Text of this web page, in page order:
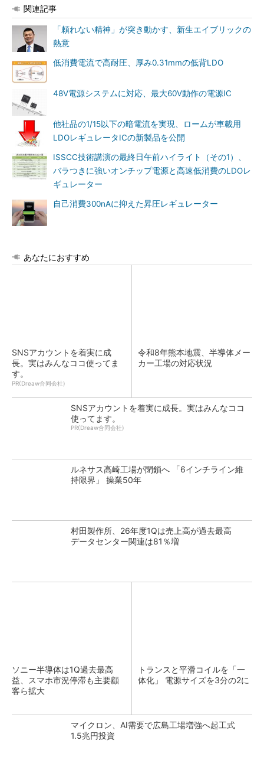
関連記事
「頼れない精神」が突き動かす、新生エイブリックの
熱意
低消費電流で高耐圧、厚み0.31mmの低背LDO
48V電源システムに対応、最大60V動作の電源IC
他社品の1/15以下の暗電流を実現、ロームが車載用
LDOレギュレータICの新製品を公開
ISSCC技術講演の最終日午前ハイライト（その1）、
バラつきに強いオンチップ電源と高速低消費のLDOレ
ギュレーター
自己消費300nAに抑えた昇圧レギュレーター
あなたにおすすめ
SNSアカウントを着実に成
長。実はみんなココ使ってま
す。
PR(Dreaw合同会社)
令和8年熊本地震、半導体メー
カー工場の対応状況
SNSアカウントを着実に成長。実はみんなココ
使ってます。
PR(Dreaw合同会社)
ルネサス高崎工場が閉鎖へ 「6インチライン維
持限界」 操業50年
村田製作所、26年度1Qは売上高が過去最高
データセンター関連は81％増
ソニー半導体は1Q過去最高
益、スマホ市況停滞も主要顧
客ら拡大
トランスと平滑コイルを「一
体化」 電源サイズを3分の2に
マイクロン、AI需要で広島工場増強へ起工式
1.5兆円投資